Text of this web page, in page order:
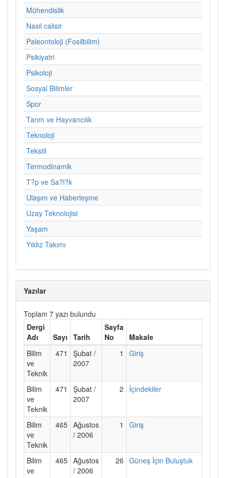
Mühendislik
Nasil calisir
Paleontoloji (Fosilbilim)
Psikiyatri
Psikoloji
Sosyal Bilimler
Spor
Tarım ve Hayvancılık
Teknoloji
Tekstil
Termodinamik
T?p ve Sa?l?k
Ulaşım ve Haberleşme
Uzay Teknolojisi
Yaşam
Yıldız Takımı
Yazılar
Toplam 7 yazı bulundu
Dergi
Adı
Sayı Tarih
Sayfa
No
Makale
Bilim
ve
Teknik
471
Şubat /
2007
1 Giriş
Bilim
ve
Teknik
471
Şubat /
2007
2 İçindekiler
Bilim
ve
Teknik
465 Ağustos
/ 2006
1 Giriş
Bilim
ve
465 Ağustos
/ 2006
26 Güneş İçin Buluştuk